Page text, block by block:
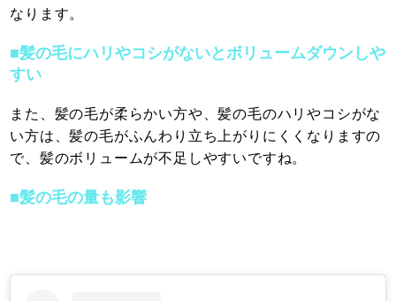
なります。
■髪の毛にハリやコシがないとボリュームダウンしや
すい
また、髪の毛が柔らかい方や、髪の毛のハリやコシがな
い方は、髪の毛がふんわり立ち上がりにくくなりますの
で、髪のボリュームが不足しやすいですね。
■髪の毛の量も影響